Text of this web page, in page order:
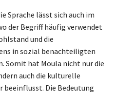
Sprache lässt sich auch im
der Begriff häufig verwendet
und die
in sozial benachteiligten
Somit hat Moula nicht nur die
auch die kulturelle
Die Bedeutung